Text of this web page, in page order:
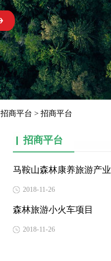
招商平台 > 招商平台
招商平台
马鞍山森林康养旅游产
2018-11-26
森林旅游小火车项目
2018-11-26